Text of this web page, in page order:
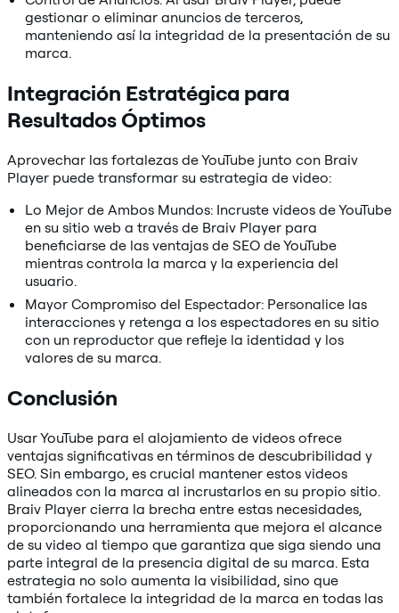
gestionar o eliminar anuncios de terceros,
manteniendo así la integridad de la presentación de su
marca.
Integración Estratégica para
Resultados Óptimos
Aprovechar las fortalezas de YouTube junto con Braiv
Player puede transformar su estrategia de video:
Lo Mejor de Ambos Mundos: Incruste videos de YouTube
en su sitio web a través de Braiv Player para
beneficiarse de las ventajas de SEO de YouTube
mientras controla la marca y la experiencia del
usuario.
Mayor Compromiso del Espectador: Personalice las
interacciones y retenga a los espectadores en su sitio
con un reproductor que refleje la identidad y los
valores de su marca.
Conclusión
Usar YouTube para el alojamiento de videos ofrece
ventajas significativas en términos de descubribilidad y
SEO. Sin embargo, es crucial mantener estos videos
alineados con la marca al incrustarlos en su propio sitio.
Braiv Player cierra la brecha entre estas necesidades,
proporcionando una herramienta que mejora el alcance
de su video al tiempo que garantiza que siga siendo una
parte integral de la presencia digital de su marca. Esta
estrategia no solo aumenta la visibilidad, sino que
también fortalece la integridad de la marca en todas las